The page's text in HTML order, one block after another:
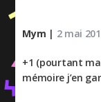
Mym | 2 mai
+1 (pourtant
mémoire j’en